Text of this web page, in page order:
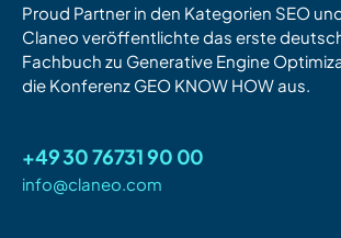
Proud Partner in den Kategorien SEO
Claneo veröffentlichte das erste
Fachbuch zu Generative Engine
die Konferenz GEO KNOW HOW aus.
+49 30 76731 90 00
info@claneo.com